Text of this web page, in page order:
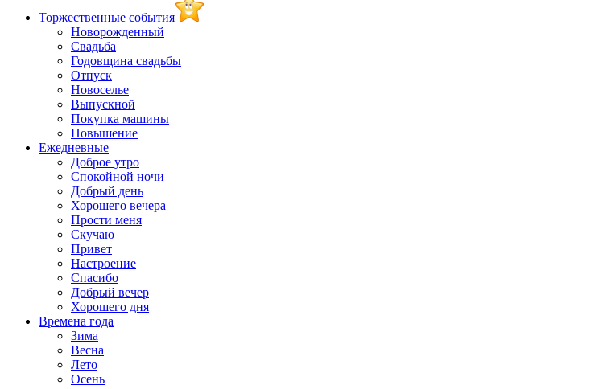
Торжественные события
Новорожденный
Свадьба
Годовщина свадьбы
Отпуск
Новоселье
Выпускной
Покупка машины
Повышение
Ежедневные
Доброе утро
Спокойной ночи
Добрый день
Хорошего вечера
Прости меня
Скучаю
Привет
Настроение
Спасибо
Добрый вечер
Хорошего дня
Времена года
Зима
Весна
Лето
Осень